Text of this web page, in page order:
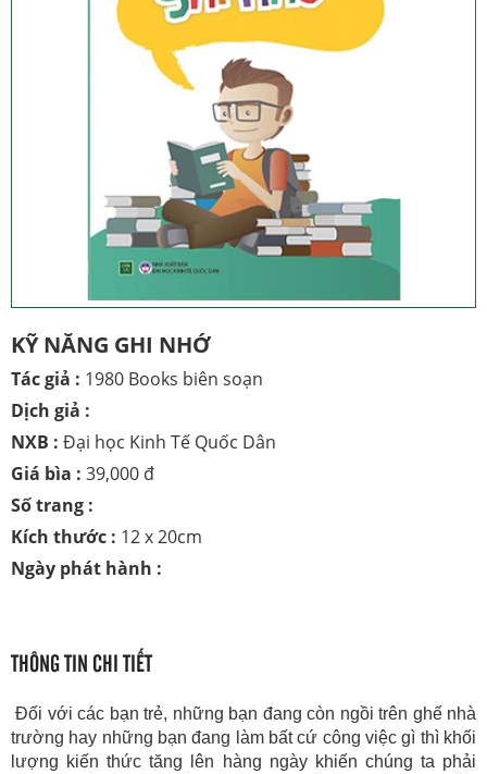
KỸ NĂNG GHI NHỚ
Tác giả : 1980 Books biên soạn
Dịch giả :
NXB : Đại học Kinh Tế Quốc Dân
Giá bìa : 39,000 đ
Số trang :
Kích thước : 12 x 20cm
Ngày phát hành :
THÔNG TIN CHI TIẾT
Đối với các bạn trẻ, những bạn đang còn ngồi trên ghế nhà
trường hay những bạn đang làm bất cứ công việc gì thì khối
lượng kiến thức tăng lên hàng ngày khiến chúng ta phải